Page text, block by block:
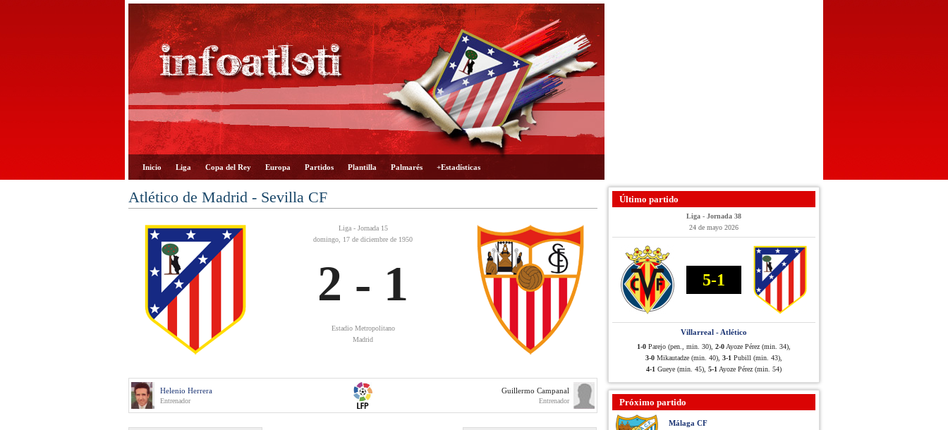
Inicio Liga Copa del Rey Europa Partidos Plantilla Palmarés +Estadísticas
Atlético de Madrid - Sevilla CF
Liga - Jornada 15
domingo, 17 de diciembre de 1950
2 - 1
Estadio Metropolitano
Madrid
Helenio Herrera
Entrenador
Guillermo Campanal
Entrenador
Último partido
Liga - Jornada 38
24 de mayo 2026
5-1
Villarreal - Atlético
1-0 Parejo (pen., min. 30), 2-0 Ayoze Pérez (min. 34),
3-0 Mikautadze (min. 40), 3-1 Pubill (min. 43),
4-1 Gueye (min. 45), 5-1 Ayoze Pérez (min. 54)
Próximo partido
Málaga CF